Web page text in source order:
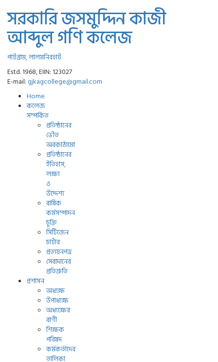
সরকারি জসমুদ্দিন কাজী
আব্দুল গণি কলেজ
পাটগ্রাম, লালমনিরহাট
Estd. 1968, EIIN: 123027
E-mail:gjkagcollege@gmail.com
Home
কলেজ
সম্পর্কিত
প্রতিষ্ঠানের
ভৌত
অবকাঠামো
প্রতিষ্ঠানের
ইতিহাস,
লক্ষ্য
ও
উদ্দেশ্য
বার্ষিক
কর্মসম্পাদন
চুক্তি
সিটিজেন
চার্টার
প্রত্যয়নপত্র
সেবাদানের
প্রতিশ্রুতি
প্রশাসন
অধ্যক্ষ
উপাধ্যক্ষ
অধ্যক্ষের
বাণী
শিক্ষক
পরিষদ
কর্মকর্তাদের
তালিকা